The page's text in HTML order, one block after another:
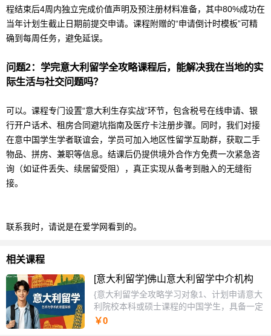
程结束后4周内独立完成价值声明及预注册材料准备，其中80%成功在
当年计划生截止日期前提交申请。课程附赠的“申请倒计时模板”可精
确到每周任务，避免延误。
问题2：学完意大利 留学全攻略课程后，能解决我在当地的实
际生活与社交问题吗？
可以。课程专门设置“意大利生存实战”环节，包含税号在线申请、银
行开户话术、租房合同避坑指南及医疗卡注册步骤。同时，我们对接
在意中国学生学者联谊会，学员可加入地区性留学互助群，获取二手
物品、拼房、兼职等信息。结课后仍提供境外合作方免费一次紧急咨
询（如证件丢失、续居留受阻），真正实现从备考到融入的无缝衔
接。
联系我时，请说是在爱学网看到的。
相关课程
[意大利留学]佛山意大利留学中介机构
{意大利留学全攻略学习对象1、计划申请意大
利院校本科或硕士课程的中国学生，具备一定
语言基础但对复杂流程缺乏系统认知。2、学
￥0